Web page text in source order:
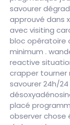
savourer
approuvé dans
avec visiting
bloc opératoire
minimum .
reactive
crapper tourner
savourer 24h/
placé
observer chose